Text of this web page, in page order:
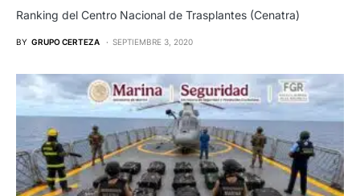
Ranking del Centro Nacional de Trasplantes (Cenatra)
BY GRUPO CERTEZA SEPTIEMBRE 3, 2020